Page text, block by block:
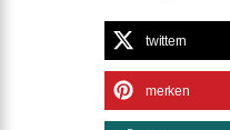
twittern
merken